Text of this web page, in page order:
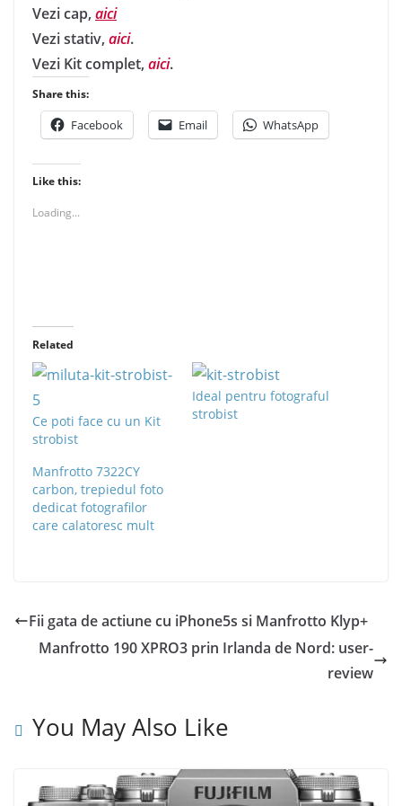
Vezi cap, aici
Vezi stativ, aici.
Vezi Kit complet, aici.
Share this:
Facebook Email WhatsApp
Like this:
Loading...
Related
Ce poti face cu un Kit
strobist
Ideal pentru fotograful
strobist
Manfrotto 7322CY
carbon, trepiedul foto
dedicat fotografilor
care calatoresc mult
Fii gata de actiune cu iPhone5s si Manfrotto Klyp+
Manfrotto 190 XPRO3 prin Irlanda de Nord: user-
review
You May Also Like